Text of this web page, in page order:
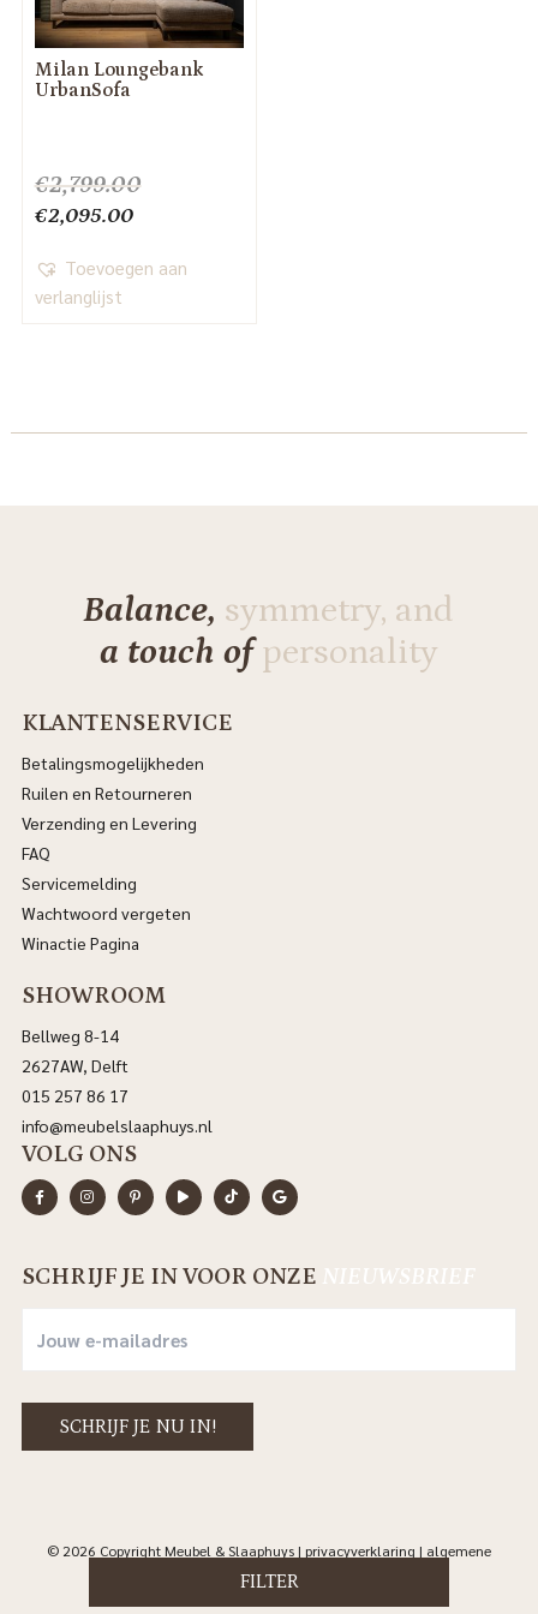
Milan Loungebank
UrbanSofa
€2,799.00
Oorspronkelijke
was:
€2,799.00.
€2,095.00Huidige
is:
Toevoegen aan
verlanglijst
FILTER
Balance, symmetry, and
a touch ofpersonality
KLANTENSERVICE
Betalingsmogelijkheden
Ruilen en Retourneren
Verzending en Levering
FAQ
Servicemelding
Wachtwoord vergeten
Winactie Pagina
SHOWROOM
Bellweg 8-14
2627AW, Delft
015 257 86 17
info@meubelslaaphuys.nl
VOLG ONS
SCHRIJF JE IN VOOR ONZE NIEUWSBRIEF
© 2026 Copyright Meubel & Slaaphuys | privacyverklaring | algemene
voorwaarden|sitemap